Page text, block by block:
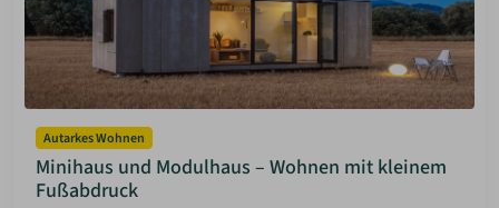
Autarkes Wohnen
Minihaus und Modulhaus – Wohnen mit kleinem
Fußabdruck